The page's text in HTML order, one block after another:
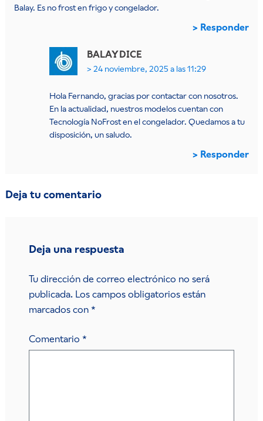
Balay. Es no frost en frigo y congelador.
Responder
BALAYDICE
24 noviembre, 2025 a las 11:29
Hola Fernando, gracias por contactar con nosotros.
En la actualidad, nuestros modelos cuentan con
Tecnología NoFrost en el congelador. Quedamos a tu
disposición, un saludo.
Responder
Deja tu comentario
Deja una respuesta
Tu dirección de correo electrónico no será
publicada. Los campos obligatorios están
marcados con *
Comentario *